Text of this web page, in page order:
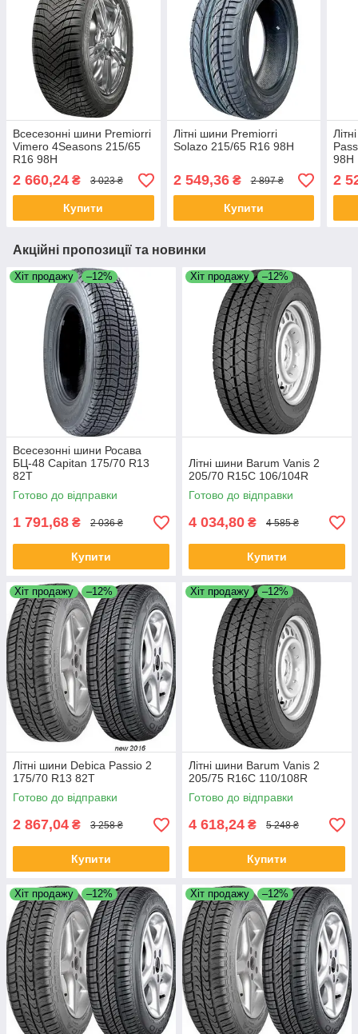
Всесезонні шини Premiorri
Vimero 4Seasons 215/65
R16 98H
2 660,24 ₴ 3 023 ₴
Купити
Літні шини Premiorri
Solazo 215/65 R16 98H
2 549,36₴ 2 897 ₴
Купити
98H
2
Акційні пропозиції та новинки
Хіт продажу –12%
Всесезонні шини Росава
БЦ-48 Capitan 175/70 R13
82T
Готово до відправки
1 791,68 ₴ 2 036 ₴
Купити
Хіт продажу –12%
Літні шини Barum Vanis 2
205/70 R15C 106/104R
Готово до відправки
4 034,80 ₴ 4 585 ₴
Купити
Хіт продажу –12%
Літні шини Debica Passio 2
175/70 R13 82T
Готово до відправки
2 867,04 ₴ 3 258 ₴
Купити
Хіт продажу –12%
Літні шини Barum Vanis 2
205/75 R16C 110/108R
Готово до відправки
4 618,24 ₴ 5 248 ₴
Купити
Хіт продажу –12% Хіт продажу –12%